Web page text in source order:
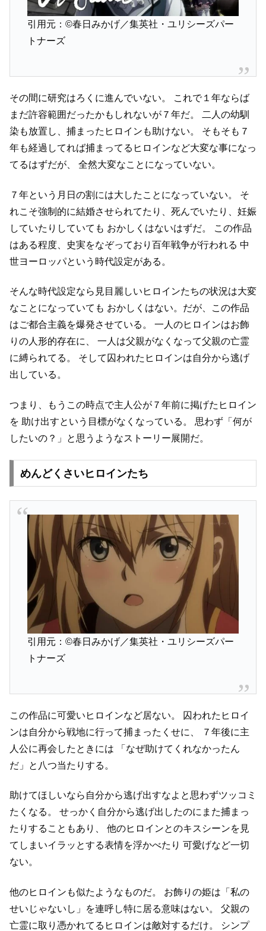
引用元：©春日みかげ／集英社・ユリシーズパー
トナーズ
その間に研究はろくに進んでいない。
これで１年ならば
まだ許容範囲だったかもしれないが７年だ。
二人の幼馴
染も放置し、捕まったヒロインも助けない。
そもそも７
年も経過してれば捕まってるヒロインなど大変な事になっ
てるはずだが、
全然大変なことになっていない。
７年という月日の割には大したことになっていない。
そ
れこそ強制的に結婚させられてたり、死んでいたり、妊娠
していたりしていても おかしくはないはずだ。
この作品
はある程度、史実をなぞっており百年戦争が行われる 中
世ヨーロッパという時代設定がある。
そんな時代設定なら見目麗しいヒロインたちの状況は大変
なことになっていても おかしくはない。だが、この作品
はご都合主義を爆発させている。
一人のヒロインはお飾
りの人形的存在に、
一人は父親がなくなって父親の亡霊
に縛られてる。
そして囚われたヒロインは自分から逃げ
出している。
つまり、もうこの時点で主人公が７年前に掲げたヒロイン
を 助け出すという目標がなくなっている。
思わず「何が
したいの？」と思うようなストーリー展開だ。
めんどくさいヒロインたち
引用元：©春日みかげ／集英社・ユリシーズパー
トナーズ
この作品に可愛いヒロインなど居ない。
囚われたヒロイ
ンは自分から戦地に行って捕まったくせに、
７年後に主
人公に再会したときには 「なぜ助けてくれなかったん
だ」と八つ当たりする。
助けてほしいなら自分から逃げ出すなよと思わずツッコミ
たくなる。
せっかく自分から逃げ出したのにまた捕まっ
たりすることもあり、
他のヒロインとのキスシーンを見
てしまいイラッとする表情を浮かべたり 可愛げなど一切
ない。
他のヒロインも似たようなものだ。
お飾りの姫は「私の
せいじゃないし」を連呼し特に居る意味はない。
父親の
亡霊に取り憑かれてるヒロインは敵対するだけ。
シンプ